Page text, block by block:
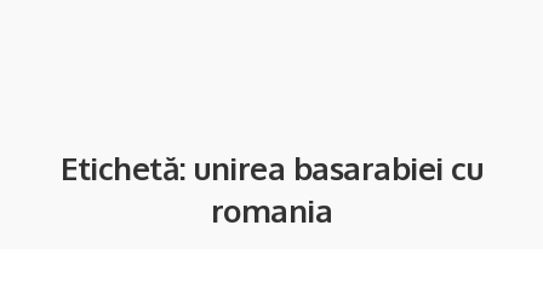
Etichetă: unirea basarabiei cu
romania